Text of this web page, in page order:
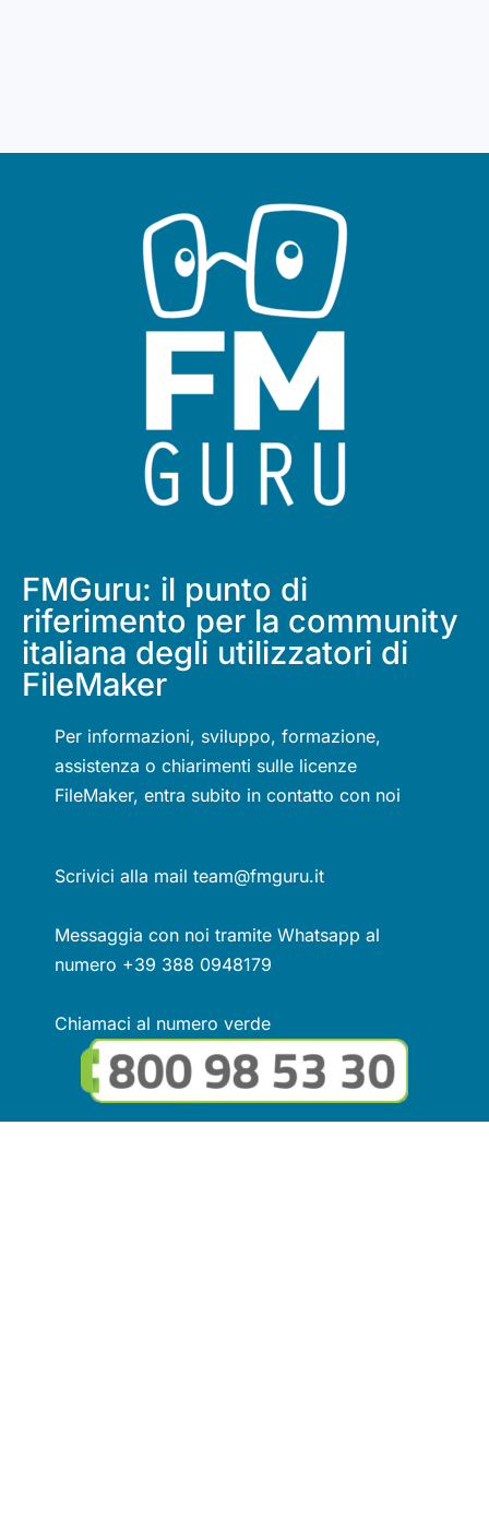
FMGuru: il punto di
riferimento per la community
italiana degli utilizzatori di
FileMaker
Per informazioni, sviluppo, formazione,
assistenza o chiarimenti sulle licenze
FileMaker, entra subito in contatto con noi
Scrivici alla mail team@fmguru.it
Messaggia con noi tramite Whatsapp al
numero +39 388 0948179
Chiamaci al numero verde